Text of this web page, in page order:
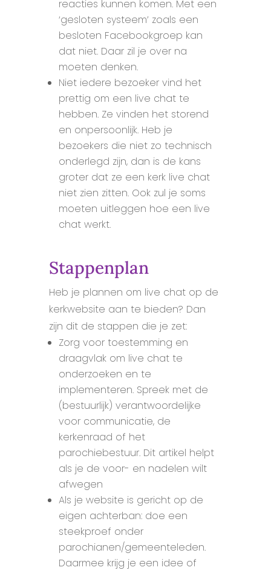
reacties kunnen komen. Met een
‘gesloten systeem’ zoals een
besloten Facebookgroep kan
dat niet. Daar zil je over na
moeten denken.
Niet iedere bezoeker vind het
prettig om een live chat te
hebben. Ze vinden het storend
en onpersoonlijk. Heb je
bezoekers die niet zo technisch
onderlegd zijn, dan is de kans
groter dat ze een kerk live chat
niet zien zitten. Ook zul je soms
moeten uitleggen hoe een live
chat werkt.
Stappenplan
Heb je plannen om live chat op de
kerkwebsite aan te bieden? Dan
zijn dit de stappen die je zet:
Zorg voor toestemming en
draagvlak om live chat te
onderzoeken en te
implementeren. Spreek met de
(bestuurlijk) verantwoordelijke
voor communicatie, de
kerkenraad of het
parochiebestuur. Dit artikel helpt
als je de voor- en nadelen wilt
afwegen
Als je website is gericht op de
eigen achterban: doe een
steekproef onder
parochianen/gemeenteleden.
Daarmee krijg je een idee of